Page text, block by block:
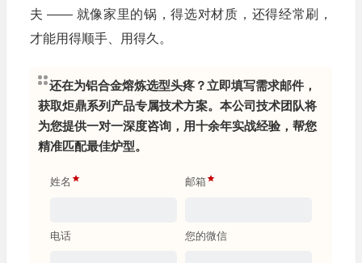
夫 —— 就像家里的锅，得选对材质，还得经常刷，
才能用得顺手、用得久。
还在为铝合金熔炼选型头疼？立即填写需求邮件，
获取炬鼎系列产品专属技术方案。本公司技术团队将
为您提供一对一深度咨询，用十余年实战经验，帮您
精准匹配最佳炉型。
姓名 邮箱
电话 您的微信